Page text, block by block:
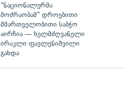
"ნაციონალურმა
მოძრაობამ" დროებითი
მმართველობითი საბჭო
აირჩია — ხელმძღვანელი
ირაკლი ფავლენიშვილი
გახდა